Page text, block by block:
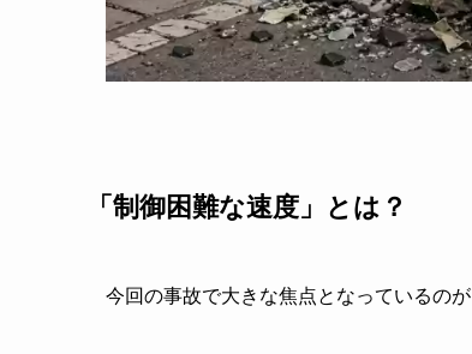
「制御困難な速度」とは？
今回の事故で大きな焦点となっているの